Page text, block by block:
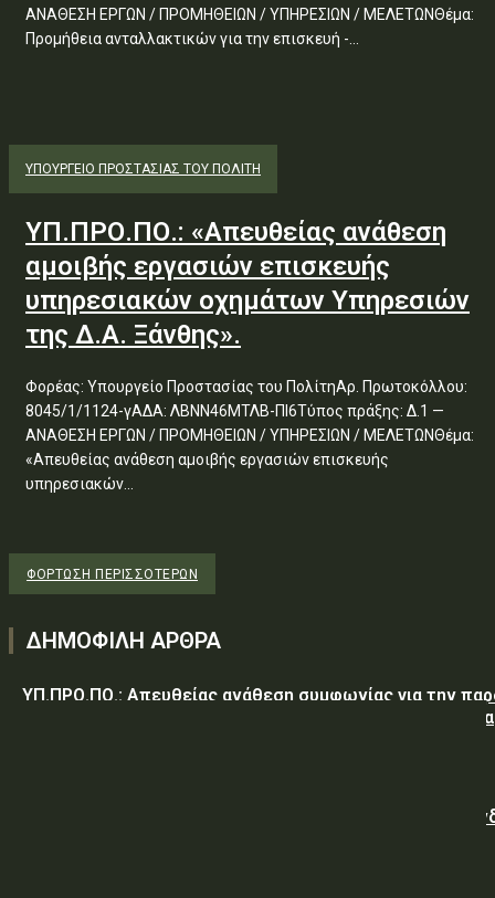
ΑΝΑΘΕΣΗ ΕΡΓΩΝ / ΠΡΟΜΗΘΕΙΩΝ / ΥΠΗΡΕΣΙΩΝ / ΜΕΛΕΤΩΝΘέμα:
Προμήθεια ανταλλακτικών για την επισκευή -...
ΥΠΟΥΡΓΕΊΟ ΠΡΟΣΤΑΣΊΑΣ ΤΟΥ ΠΟΛΊΤΗ
ΥΠ.ΠΡΟ.ΠΟ.: «Απευθείας ανάθεση
αμοιβής εργασιών επισκευής
υπηρεσιακών οχημάτων Υπηρεσιών
της Δ.Α. Ξάνθης».
Φορέας: Υπουργείο Προστασίας του ΠολίτηΑρ. Πρωτοκόλλου:
8045/1/1124-γΑΔΑ: ΛΒΝΝ46ΜΤΛΒ-ΠΙ6Τύπος πράξης: Δ.1 —
ΑΝΑΘΕΣΗ ΕΡΓΩΝ / ΠΡΟΜΗΘΕΙΩΝ / ΥΠΗΡΕΣΙΩΝ / ΜΕΛΕΤΩΝΘέμα:
«Απευθείας ανάθεση αμοιβής εργασιών επισκευής
υπηρεσιακών...
ΦΌΡΤΩΣΗ ΠΕΡΙΣΣΟΤΈΡΩΝ
ΔΗΜΟΦΙΛΗ ΑΡΘΡΑ
ΥΠ.ΠΡΟ.ΠΟ.: Απευθείας ανάθεση συμφωνίας για την
υπηρεσιών κλειδαρά για τη σφράγιση οικίας στα Μέγαρα
Γαλλική «ψήφος εμπιστοσύνης» στην ηλεκτρική